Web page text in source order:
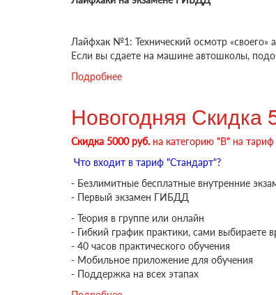
Лайфхак №1: Технический осмотр «своего»
Если вы сдаете на машине автошколы,
Подробнее
Новогодняя Скидка
Скидка 5000 руб. на категорию "В" на
Что входит в тариф "Стандарт"?
- Безлимитные бесплатные внутренние
- Первый экзамен ГИБДД
- Теория в группе или онлайн
- Гибкий график практики, сами выбираете
- 40 часов практического обучения
- Мобильное приложение для обучения
- Поддержка на всех этапах